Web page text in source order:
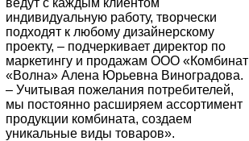
ведут с каждым клиентом
индивидуальную работу, творчески
подходят к любому дизайнерскому
проекту, – подчеркивает директор по
маркетингу и продажам ООО «Комбинат
«Волна» Алена Юрьевна Виноградова.
– Учитывая пожелания потребителей,
мы постоянно расширяем ассортимент
продукции комбината, создаем
уникальные виды товаров».